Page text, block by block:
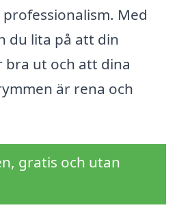
Med
du lita på att din
ut och att dina
är rena och
gratis och utan